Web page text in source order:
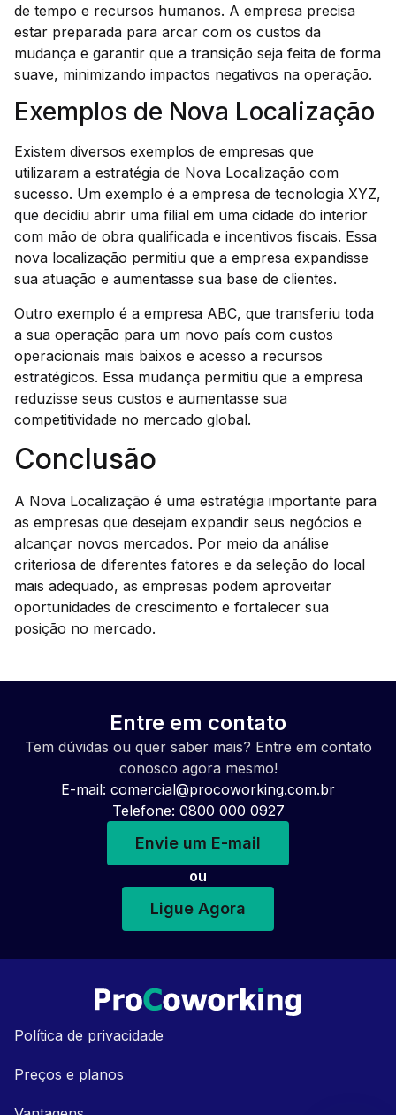
de tempo e recursos humanos. A empresa precisa
estar preparada para arcar com os custos da
mudança e garantir que a transição seja feita de forma
suave, minimizando impactos negativos na operação.
Exemplos de Nova Localização
Existem diversos exemplos de empresas que
utilizaram a estratégia de Nova Localização com
sucesso. Um exemplo é a empresa de tecnologia XYZ,
que decidiu abrir uma filial em uma cidade do interior
com mão de obra qualificada e incentivos fiscais. Essa
nova localização permitiu que a empresa expandisse
sua atuação e aumentasse sua base de clientes.
Outro exemplo é a empresa ABC, que transferiu toda
a sua operação para um novo país com custos
operacionais mais baixos e acesso a recursos
estratégicos. Essa mudança permitiu que a empresa
reduzisse seus custos e aumentasse sua
competitividade no mercado global.
Conclusão
A Nova Localização é uma estratégia importante para
as empresas que desejam expandir seus negócios e
alcançar novos mercados. Por meio da análise
criteriosa de diferentes fatores e da seleção do local
mais adequado, as empresas podem aproveitar
oportunidades de crescimento e fortalecer sua
posição no mercado.
Entre em contato
Tem dúvidas ou quer saber mais? Entre em contato
conosco agora mesmo!
E-mail: comercial@procoworking.com.br
Telefone: 0800 000 0927
Envie um E-mail
ou
Ligue Agora
Política de privacidade
Preços e planos